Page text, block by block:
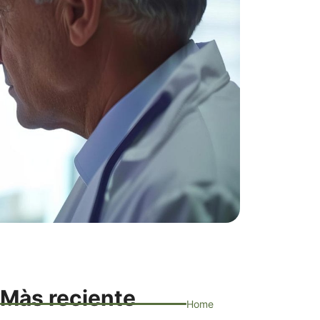
Màs reciente Home